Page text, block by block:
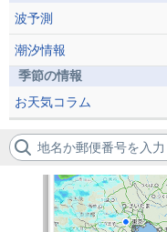
波予測
潮汐情報
季節の情報
お天気コラム
地名か郵便番号を入力